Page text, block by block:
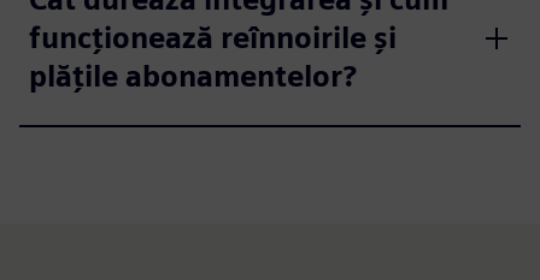
funcționează reînnoirile și
plățile abonamentelor?